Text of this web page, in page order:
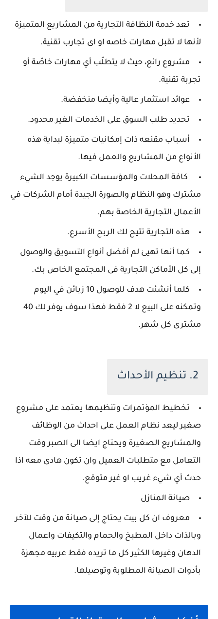
تعد خدمة النظافة التجارية من المشاريع المتميزة
لأنها لا تقبل مهارات خاصه او اى تجارب تقنية.
مشروع رائع، حيث لا يتطلّب أي مهارات خاصّة أو
تجربة تقنية.
عوائد استثمار عالية وأيضا منخفضة.
تحديد طلب السوق على الخدمات الغير محدود.
أسباب مقنعه ذات إمكانيات متميزة لبداية هذه
الأنواع من المشاريع والعمل فيها.
كافة المحلات والمؤسسات الكبيرة يوجد الشيء
مشترك وهو النظام والصورة الجيدة أمام الشركات في
الأعمال التجارية الخاصة بهم.
هذه التجارية تتيح لك الربح الأسرع.
كما أنها تهيئ لم أفضل أنواع التسويق والوصول
إلى كل الأماكن التجارية فى المجتمع الخاص بك.
كلما أنشئت هدف للوصول 10 زبائن في اليوم
وتمكنه على البيع لا 2 فقط فهذا سوف يوفر لك 40
مشترى كل شهر.
2. تنظيم الأحداث
تخطيط المؤتمرات وتنظيمها يعتمد على مشروع
صغير ليعد نظام العمل على احداث من الوظائف
والمشاريع الصغيرة ويحتاج ايضا الى الصبر وقت
التعامل مع متطلبات العميل وان تكون هادى معه اذا
حدث أي شيء غريب او غير متوقع.
صيانة المنازل
معروف ان كل بيت يحتاج إلى صيانة من وقت للآخر
وبالذات داخل المطبخ والحمام والتكيفات واعمال
الدهان وغيرها الكثير كل ما تريده فقط عربيه مجهزة
بأدوات الصيانة المطلوبة وتوصيلها.